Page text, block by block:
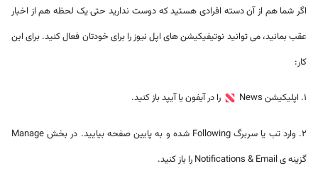
اگر شما هم از آن دسته افرادی هستید که دوست ندارید حتی یک لحظه هم از اخبار
عقب بمانید، می توانید نوتیفیکیشن های اپل نیوز را برای خودتان فعال کنید. برای این
کار:
1. اپلیکیشن News را در آیفون یا آیپد باز کنید.
2. وارد تب یا سربرگ Following شده و به پایین صفحه بیایید. در بخش Manage
گزینه ی Notifications & Email را باز کنید.